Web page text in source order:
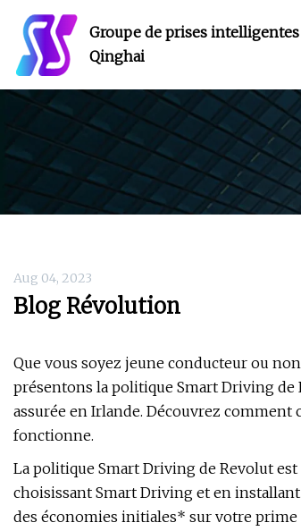
Groupe de prises
Qinghai
Aug 04, 2023
Blog Révolution
Que vous soyez jeune conducteur ou
présentons la politique Smart Driving de
assurée en Irlande. Découvrez
fonctionne.
La politique Smart Driving de Revolut
choisissant Smart Driving et en
des économies initiales* sur votre